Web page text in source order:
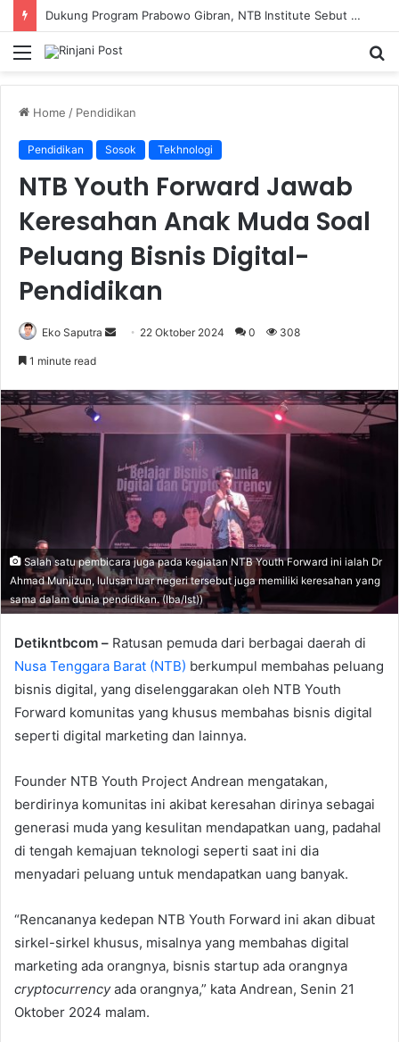
Dukung Program Prabowo Gibran, NTB Institute Sebut MBG dan Kopdes Solusi Percepatan Pembangunan Daerah 3T
Menu
Home / Pendidikan
Pendidikan Sosok Tekhnologi
NTB Youth Forward Jawab
Keresahan Anak Muda Soal
Peluang Bisnis Digital-
Pendidikan
Eko Saputra
Send22 Oktober 2024 0 308
1 minute read
Salah satu pembicara juga pada kegiatan NTB Youth Forward ini ialah Dr
Ahmad Munjizun, lulusan luar negeri tersebut juga memiliki keresahan yang
sama dalam dunia pendidikan. (Iba/Ist))
Detikntbcom – Ratusan pemuda dari berbagai daerah di
Nusa Tenggara Barat (NTB) berkumpul membahas peluang
bisnis digital, yang diselenggarakan oleh NTB Youth
Forward komunitas yang khusus membahas bisnis digital
seperti digital marketing dan lainnya.
Founder NTB Youth Project Andrean mengatakan,
berdirinya komunitas ini akibat keresahan dirinya sebagai
generasi muda yang kesulitan mendapatkan uang, padahal
di tengah kemajuan teknologi seperti saat ini dia
menyadari peluang untuk mendapatkan uang banyak.
“Rencananya kedepan NTB Youth Forward ini akan dibuat
sirkel-sirkel khusus, misalnya yang membahas digital
marketing ada orangnya, bisnis startup ada orangnya
cryptocurrencyada orangnya,” kata Andrean, Senin 21
Oktober 2024 malam.